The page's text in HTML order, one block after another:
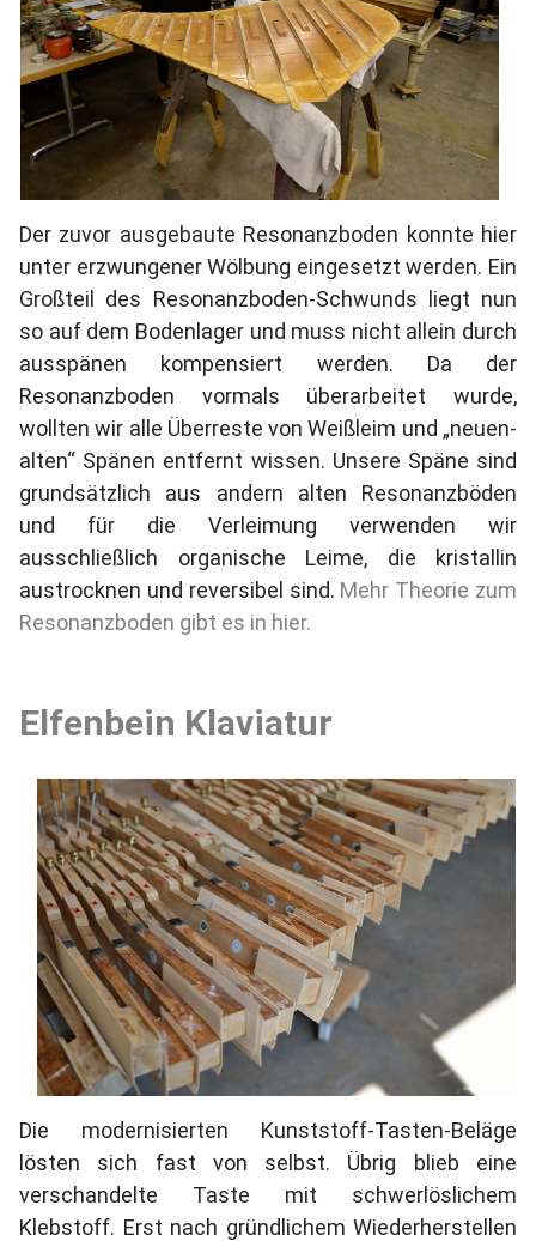
Der zuvor ausgebaute Resonanzboden konnte hier
unter erzwungener Wölbung eingesetzt werden. Ein
Großteil des Resonanzboden-Schwunds liegt nun
so auf dem Bodenlager und muss nicht allein durch
ausspänen kompensiert werden. Da der
Resonanzboden vormals überarbeitet wurde,
wollten wir alle Überreste von Weißleim und „neuen-
alten“ Spänen entfernt wissen. Unsere Späne sind
grundsätzlich aus andern alten Resonanzböden
und für die Verleimung verwenden wir
ausschließlich organische Leime, die kristallin
austrocknen und reversibel sind. Mehr Theorie zum
Resonanzboden gibt es in hier.
Elfenbein Klaviatur
Die modernisierten Kunststoff-Tasten-Beläge
lösten sich fast von selbst. Übrig blieb eine
verschandelte Taste mit schwerlöslichem
Klebstoff. Erst nach gründlichem Wiederherstellen